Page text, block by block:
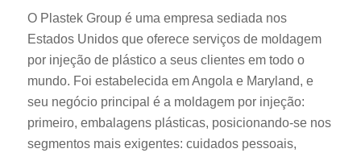
O Plastek Group é uma empresa sediada nos
Estados Unidos que oferece serviços de moldagem
por injeção de plástico a seus clientes em todo o
mundo. Foi estabelecida em Angola e Maryland, e
seu negócio principal é a moldagem por injeção:
primeiro, embalagens plásticas, posicionando-se nos
segmentos mais exigentes: cuidados pessoais,